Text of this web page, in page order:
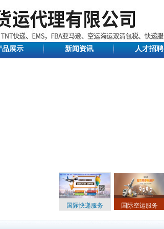
品展示 新闻资讯 人才招聘
国际快递服务 国际空运服务